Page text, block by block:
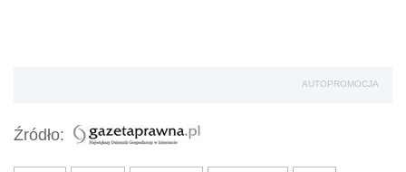
AUTOPROMOCJA
Źródło: